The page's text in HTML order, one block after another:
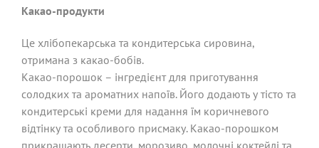
Какао-продукти
Це хлібопекарська та кондитерська сировина,
отримана з какао-бобів.
Какао-порошок – інгредієнт для приготування
солодких та ароматних напоїв. Його додають у тісто та
кондитерські креми для надання їм коричневого
відтінку та особливого присмаку. Какао-порошком